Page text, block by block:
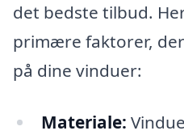
det bedste tilbud.
primære faktorer,
på dine vinduer:
Materiale: